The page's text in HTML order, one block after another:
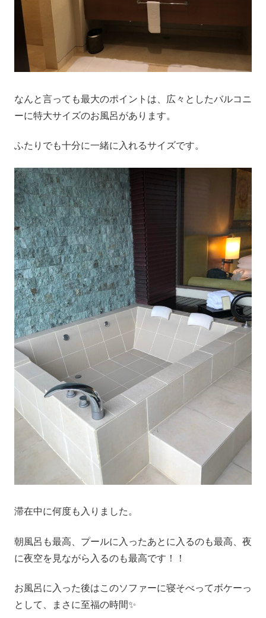
なんと言っても最大のポイントは、広々としたバルコニ
ーに特大サイズのお風呂があります。
ふたりでも十分に一緒に入れるサイズです。
滞在中に何度も入りました。
朝風呂も最高、プールに入ったあとに入るのも最高、夜
に夜空を見ながら入るのも最高です！！
お風呂に入った後はこのソファーに寝そべってボケーっ
として、まさに至福の時間✨